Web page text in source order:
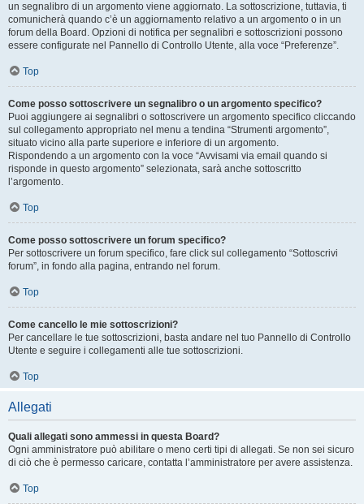
un segnalibro di un argomento viene aggiornato. La sottoscrizione, tuttavia, ti
comunicherà quando c’è un aggiornamento relativo a un argomento o in un
forum della Board. Opzioni di notifica per segnalibri e sottoscrizioni possono
essere configurate nel Pannello di Controllo Utente, alla voce “Preferenze”.
Top
Come posso sottoscrivere un segnalibro o un argomento specifico?
Puoi aggiungere ai segnalibri o sottoscrivere un argomento specifico cliccando
sul collegamento appropriato nel menu a tendina “Strumenti argomento”,
situato vicino alla parte superiore e inferiore di un argomento.
Rispondendo a un argomento con la voce “Avvisami via email quando si
risponde in questo argomento” selezionata, sarà anche sottoscritto
l’argomento.
Top
Come posso sottoscrivere un forum specifico?
Per sottoscrivere un forum specifico, fare click sul collegamento “Sottoscrivi
forum”, in fondo alla pagina, entrando nel forum.
Top
Come cancello le mie sottoscrizioni?
Per cancellare le tue sottoscrizioni, basta andare nel tuo Pannello di Controllo
Utente e seguire i collegamenti alle tue sottoscrizioni.
Top
Allegati
Quali allegati sono ammessi in questa Board?
Ogni amministratore può abilitare o meno certi tipi di allegati. Se non sei sicuro
di ciò che è permesso caricare, contatta l’amministratore per avere assistenza.
Top